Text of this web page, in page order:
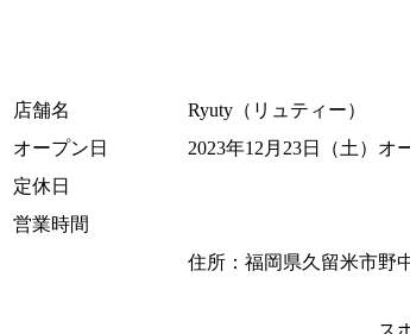
店舗名
Ryuty（リュティー）
オープン日
2023年12月23日（土）オ
定休日
営業時間
住所：福岡県久留米市野